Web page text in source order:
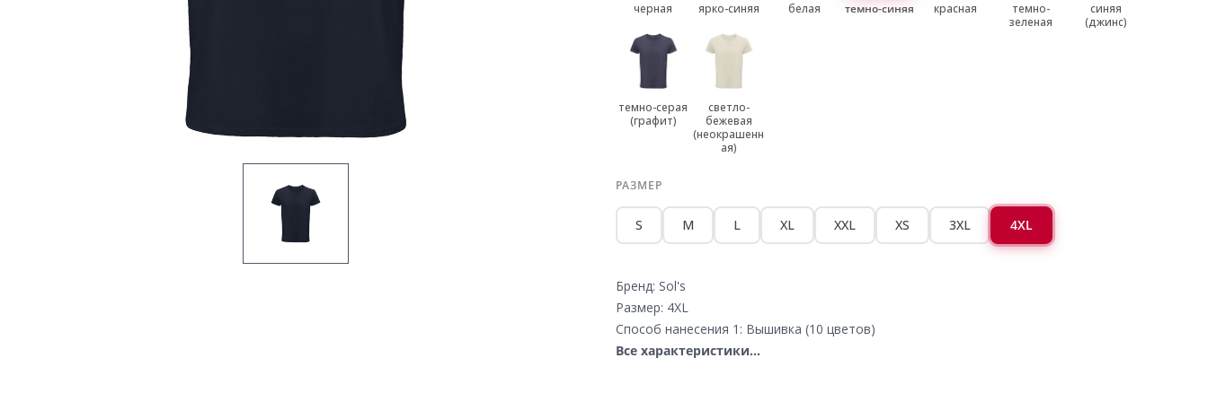
черная ярко-синяя белая темно-синяя красная
темно-
зеленая
синяя
(джинс)
темно-серая
(графит)
светло-
бежевая
(неокрашенн
ая)
РАЗМЕР
S M L XL XXL XS 3XL 4XL
Бренд: Sol's
Размер: 4XL
Способ нанесения 1: Вышивка (10 цветов)
Все характеристики...